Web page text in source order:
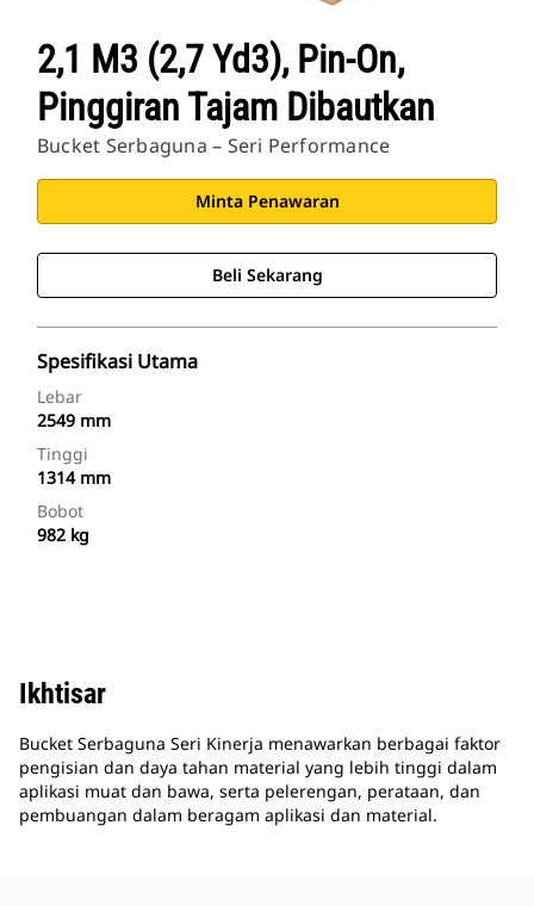
2,1 M3 (2,7 Yd3), Pin-On,
Pinggiran Tajam Dibautkan
Bucket Serbaguna – Seri Performance
Minta Penawaran
Beli Sekarang
Spesifikasi Utama
Lebar
2549 mm
Tinggi
1314 mm
Bobot
982 kg
Ikhtisar
Bucket Serbaguna Seri Kinerja menawarkan berbagai faktor
pengisian dan daya tahan material yang lebih tinggi dalam
aplikasi muat dan bawa, serta pelerengan, perataan, dan
pembuangan dalam beragam aplikasi dan material.